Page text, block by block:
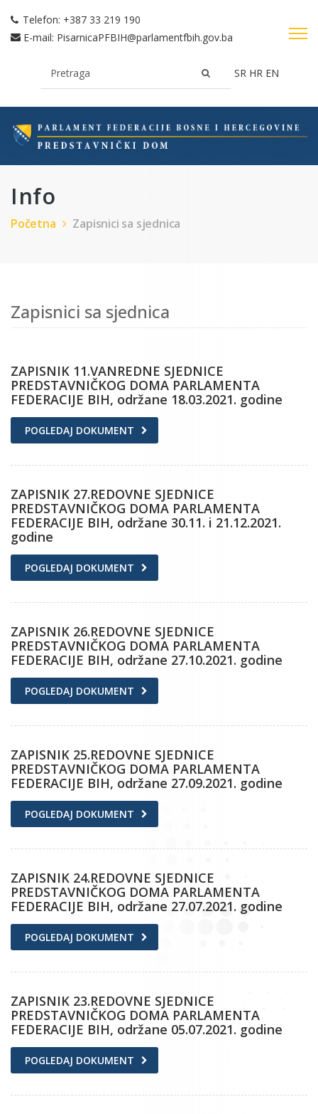
Telefon: +387 33 219 190
E-mail: PisarnicaPFBIH@parlamentfbih.gov.ba
SR HR EN
Info
Početna Zapisnici sa sjednica
Zapisnici sa sjednica
ZAPISNIK 11.VANREDNE SJEDNICE
PREDSTAVNIČKOG DOMA PARLAMENTA
FEDERACIJE BIH, održane 18.03.2021. godine
POGLEDAJ DOKUMENT
ZAPISNIK 27.REDOVNE SJEDNICE
PREDSTAVNIČKOG DOMA PARLAMENTA
FEDERACIJE BIH, održane 30.11. i 21.12.2021.
godine
POGLEDAJ DOKUMENT
ZAPISNIK 26.REDOVNE SJEDNICE
PREDSTAVNIČKOG DOMA PARLAMENTA
FEDERACIJE BIH, održane 27.10.2021. godine
POGLEDAJ DOKUMENT
ZAPISNIK 25.REDOVNE SJEDNICE
PREDSTAVNIČKOG DOMA PARLAMENTA
FEDERACIJE BIH, održane 27.09.2021. godine
POGLEDAJ DOKUMENT
ZAPISNIK 24.REDOVNE SJEDNICE
PREDSTAVNIČKOG DOMA PARLAMENTA
FEDERACIJE BIH, održane 27.07.2021. godine
POGLEDAJ DOKUMENT
ZAPISNIK 23.REDOVNE SJEDNICE
PREDSTAVNIČKOG DOMA PARLAMENTA
FEDERACIJE BIH, održane 05.07.2021. godine
POGLEDAJ DOKUMENT